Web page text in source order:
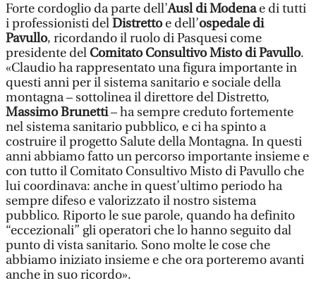
Forte cordoglio da parte dell’Ausl di Modenae di tutti
i professionisti delDistrettoe dell’ospedale di
Pavullo, ricordando il ruolo di Pasquesi come
presidente del Comitato Consultivo Misto di Pavullo.
«Claudio ha rappresentato una figura importante in
questi anni per il sistema sanitario e sociale della
montagna – sottolinea il direttore del Distretto,
Massimo Brunetti– ha sempre creduto fortemente
nel sistema sanitario pubblico, e ci ha spinto a
costruire il progetto Salute della Montagna. In questi
anni abbiamo fatto un percorso importante insieme e
con tutto il Comitato Consultivo Misto di Pavullo che
lui coordinava: anche in quest’ultimo periodo ha
sempre difeso e valorizzato il nostro sistema
pubblico. Riporto le sue parole, quando ha definito
“eccezionali” gli operatori che lo hanno seguito dal
punto di vista sanitario. Sono molte le cose che
abbiamo iniziato insieme e che ora porteremo avanti
anche in suo ricordo».